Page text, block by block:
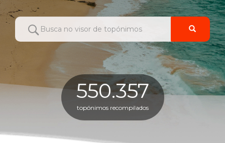
Busca no visor de
topónimos
550.357
topónimos recompilados